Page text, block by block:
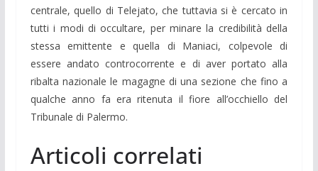
centrale, quello di Telejato, che tuttavia si è cercato in
tutti i modi di occultare, per minare la credibilità della
stessa emittente e quella di Maniaci, colpevole di
essere andato controcorrente e di aver portato alla
ribalta nazionale le magagne di una sezione che fino a
qualche anno fa era ritenuta il fiore all’occhiello del
Tribunale di Palermo.
Articoli correlati